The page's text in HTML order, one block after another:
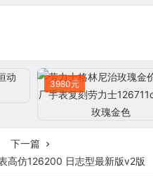
3980元
下一篇
高仿126200 日志型最新版v2版